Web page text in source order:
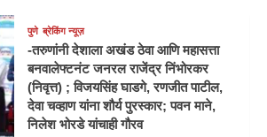
पुणे ब्रेकिंग न्यूज़
-तरुणांनी देशाला अखंड ठेवा आणि महासत्ता
बनवालेफ्टनंट जनरल राजेंद्र निंभोरकर
(निवृत्त) ; विजयसिंह घाडगे, रणजीत पाटील,
देवा चव्हाण यांना शौर्य पुरस्कार; पवन माने,
निलेश भोरडे यांचाही गौरव